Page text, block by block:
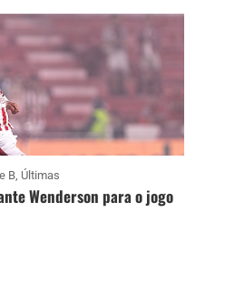
B, Últimas
Wenderson para o jogo